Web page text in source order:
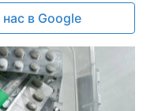
нас в Google